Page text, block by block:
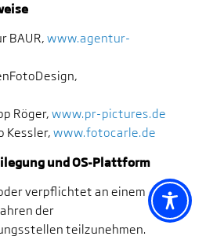
BAUR, www.agentur-
Röger, www.pr-pictures.de
Kessler, www.fotocarle.de
und OS-Plattform
verpflichtet an einem
der
teilzunehmen.